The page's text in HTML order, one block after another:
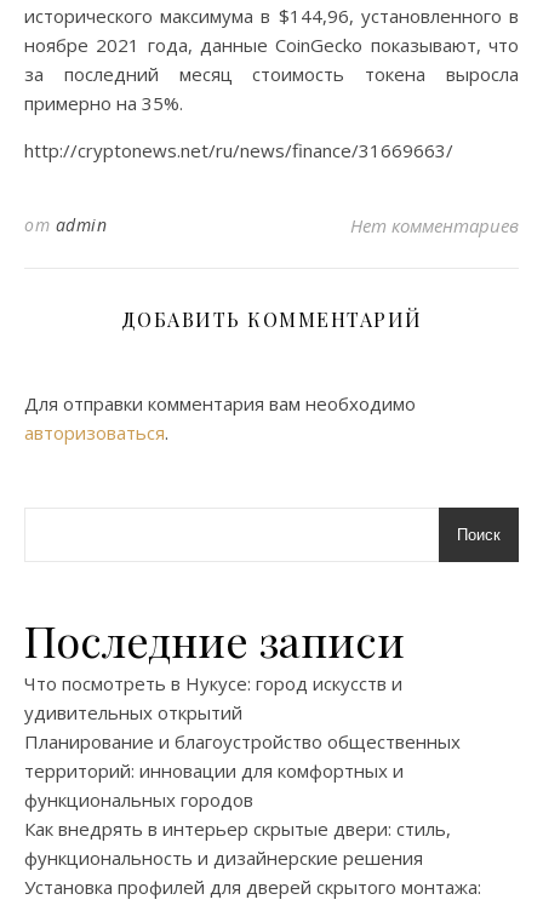
исторического максимума в $144,96, установленного в
ноябре 2021 года, данные CoinGecko показывают, что
за последний месяц стоимость токена выросла
примерно на 35%.
http://cryptonews.net/ru/news/finance/31669663/
от admin Нет комментариев
ДОБАВИТЬ КОММЕНТАРИЙ
Для отправки комментария вам необходимо
авторизоваться.
Поиск
Последние записи
Что посмотреть в Нукусе: город искусств и
удивительных открытий
Планирование и благоустройство общественных
территорий: инновации для комфортных и
функциональных городов
Как внедрять в интерьер скрытые двери: стиль,
функциональность и дизайнерские решения
Установка профилей для дверей скрытого монтажа: